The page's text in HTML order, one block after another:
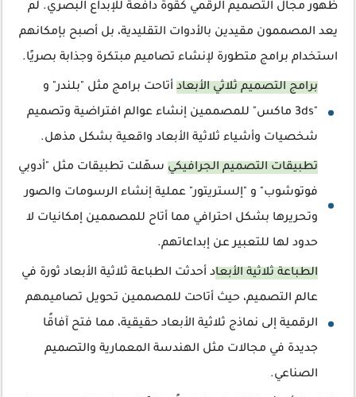
ظهور مجال التصميم الرقمي كقوة دافعة للإبداع البصري. لم
يعد المصممون مقيدين بالأدوات التقليدية، بل أصبح بإمكانهم
استخدام برامج متطورة لإنشاء تصاميم مبتكرة وجذابة بصريًا.
برامج التصميم ثلاثي الأبعاد أتاحت برامج مثل "بلندر" و
"3ds ماكس" للمصممين إنشاء عوالم افتراضية وتصميم
شخصيات وأشياء ثلاثية الأبعاد واقعية بشكل مذهل.
تطبيقات التصميم الجرافيكي سهّلت تطبيقات مثل "أدوبي
فوتوشوب" و "إلستريتور" عملية إنشاء الرسومات والصور
وتحريرها بشكل احترافي مما أتاح للمصممين إمكانيات لا
حدود لها للتعبير عن إبداعاتهم.
الطباعة ثلاثية الأبعاد أحدثت الطباعة ثلاثية الأبعاد ثورة في
عالم التصميم، حيث أتاحت للمصممين تحويل تصاميمهم
الرقمية إلى نماذج ثلاثية الأبعاد حقيقية، مما فتح آفاقًا
جديدة في مجالات مثل الهندسة المعمارية والتصميم
الصناعي.